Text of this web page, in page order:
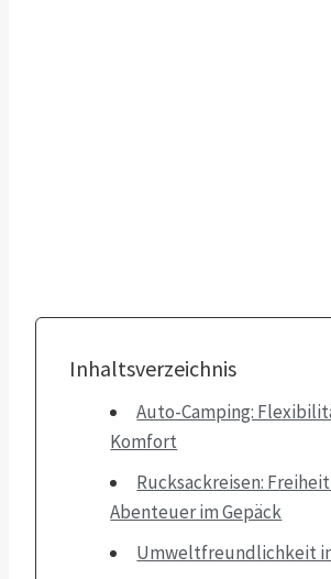
Inhaltsverzeichnis
Auto-Camping:
Komfort
Rucksackreisen:
Abenteuer im Gepäck
Umweltfreundlichkeit